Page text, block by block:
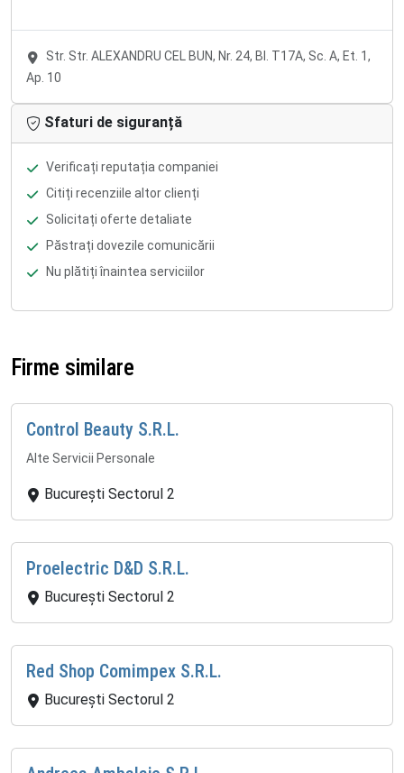
Str. Str. ALEXANDRU CEL BUN, Nr. 24, Bl. T17A, Sc. A, Et. 1,
Ap. 10
Sfaturi de siguranță
Verificați reputația companiei
Citiți recenziile altor clienți
Solicitați oferte detaliate
Păstrați dovezile comunicării
Nu plătiți înaintea serviciilor
Firme similare
Control Beauty S.R.L.
Alte Servicii Personale
București Sectorul 2
Proelectric D&D S.R.L.
București Sectorul 2
Red Shop Comimpex S.R.L.
București Sectorul 2